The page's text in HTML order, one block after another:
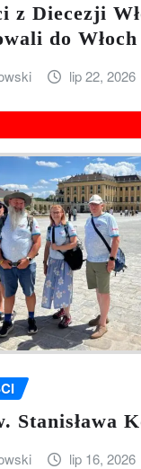
z Diecezji
do Włoch
lip 22, 2026
Stanisława
lip 16, 2026